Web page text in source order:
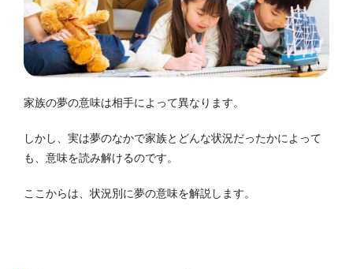
家族の夢の意味は相手によって異なります。
しかし、実は夢のなかで家族とどんな状況だったかによって
も、意味を読み解けるのです。
ここからは、状況別に夢の意味を解説します。